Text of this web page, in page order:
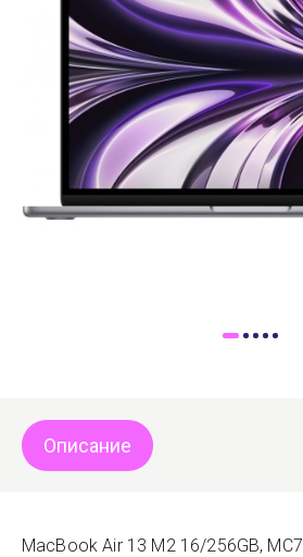
Доставка
Самовывоз
Trade-In
Описание
MacBook Air 13 M2 16/256GB,